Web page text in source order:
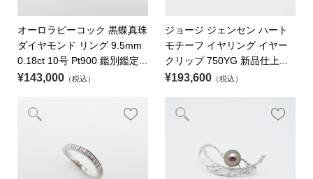
オーロラピーコック 黒蝶真珠
ダイヤモンド リング 9.5mm
0.18ct 10号 Pt900 鑑別鑑定...
¥143,000（税込）
ジョージ ジェンセン ハート
モチーフ イヤリング イヤー
クリップ 750YG 新品仕上...
¥193,600 （税込）